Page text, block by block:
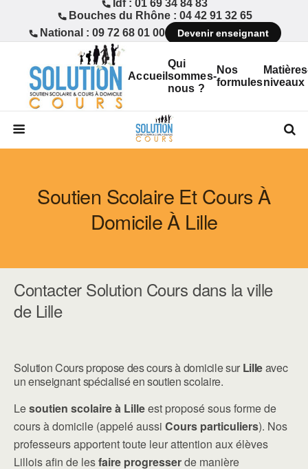
Idf : 01 69 34 84 83
Bouches du Rhône : 04 42 91 32 65
National : 09 72 68 01 00
Devenir enseignant
Accueil
Qui
sommes-
nous ?
Nos
formulesniveaux
Soutien Scolaire Et Cours À
Domicile À Lille
Contacter Solution Cours dans la ville
de Lille
Solution Cours propose des cours à domicile sur Lilleavec
un enseignant spécialisé en soutien scolaire.
Lesoutien scolaire à Lilleest proposé sous forme de
cours à domicile (appelé aussi Cours particuliers). Nos
professeurs apportent toute leur attention aux élèves
Lillois afin de lesfaire progresserde manière